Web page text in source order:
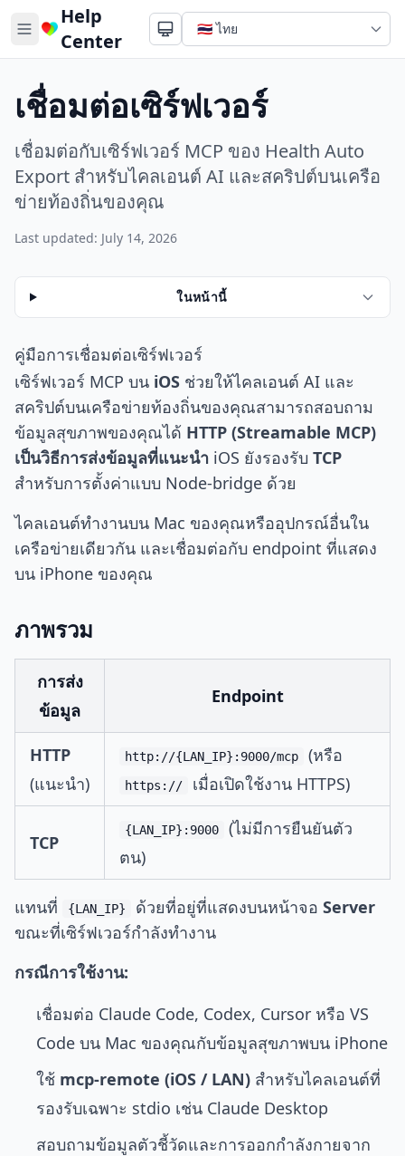
Help
Center
เชื่อมต่อเซิร์ฟเวอร์
เชื่อมต่อกับเซิร์ฟเวอร์ MCP ของ Health Auto
Export สำหรับไคลเอนต์ AI และสคริปต์บนเครือ
ข่ายท้องถิ่นของคุณ
Last updated: July 14, 2026
ในหน้านี้
คู่มือการเชื่อมต่อเซิร์ฟเวอร์
เซิร์ฟเวอร์ MCP บน iOS ช่วยให้ไคลเอนต์ AI และ
สคริปต์บนเครือข่ายท้องถิ่นของคุณสามารถสอบถาม
ข้อมูลสุขภาพของคุณได้ HTTP (Streamable MCP)
เป็นวิธีการส่งข้อมูลที่แนะนำ iOS ยังรองรับ TCP
สำหรับการตั้งค่าแบบ Node-bridge ด้วย
ไคลเอนต์ทำงานบน Mac ของคุณหรืออุปกรณ์อื่นใน
เครือข่ายเดียวกัน และเชื่อมต่อกับ endpoint ที่แสดง
บน iPhone ของคุณ
ภาพรวม
การส่ง
ข้อมูล
Endpoint
HTTP
(แนะนำ)
http://{LAN_IP}:9000/mcp (หรือ
https:// เมื่อเปิดใช้งาน HTTPS)
TCP
{LAN_IP}:9000
(ไม่มีการยืนยันตัว
ตน)
แทนที่ {LAN_IP} ด้วยที่อยู่ที่แสดงบนหน้าจอ Server
ขณะที่เซิร์ฟเวอร์กำลังทำงาน
กรณีการใช้งาน:
เชื่อมต่อ Claude Code, Codex, Cursor หรือ VS
Code บน Mac ของคุณกับข้อมูลสุขภาพบน iPhone
ใช้ mcp-remote (iOS / LAN) สำหรับไคลเอนต์ที่
รองรับเฉพาะ stdio เช่น Claude Desktop
สอบถามข้อมูลตัวชี้วัดและการออกกำลังกายจาก